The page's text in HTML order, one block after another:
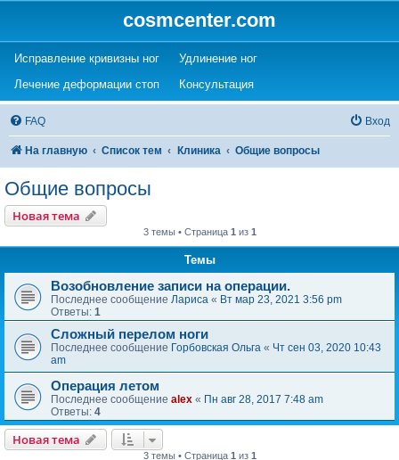
cosmcenter.com
Исправление кривизны ног(Opens a new tab)
Удлинение ног(Opens a new tab)
Лечение деформации стоп(Opens a new tab)
Консультация(Opens a new tab)
FAQ Вход
На главную Список тем Клиника Общие вопросы
Общие вопросы
Новая тема
3 темы • Страница 1 из 1
Темы
Возобновление записи на операции.
Последнее сообщение Лариса « Вт мар 23, 2021 3:56 pm
Ответы: 1
Сложный перелом ноги
Последнее сообщение Горбовская Ольга « Чт сен 03, 2020 10:43
am
Операция летом
Последнее сообщение alex « Пн авг 28, 2017 7:48 am
Ответы: 4
Новая тема
3 темы • Страница 1 из 1